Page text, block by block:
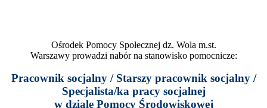
Ośrodek Pomocy Społecznej dz. Wola m.st.
Warszawy prowadzi nabór na stanowisko pomocnicze:
Pracownik socjalny / Starszy pracownik socjalny /
Specjalista/ka pracy socjalnej
w dziale Pomocy Środowiskowej